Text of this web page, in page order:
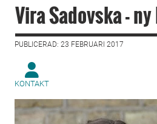
Vira Sadovska -
PUBLICERAD: 23 FEBRUARI 2017
KONTAKT